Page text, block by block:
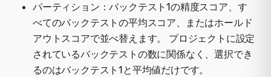
パーティション：バックテスト1の精度スコア、す
べてのバックテストの平均スコア、またはホールド
アウトスコアで並べ替えます。 プロジェクトに設定
されているバックテストの数に関係なく、選択でき
るのはバックテスト1と平均値だけです。